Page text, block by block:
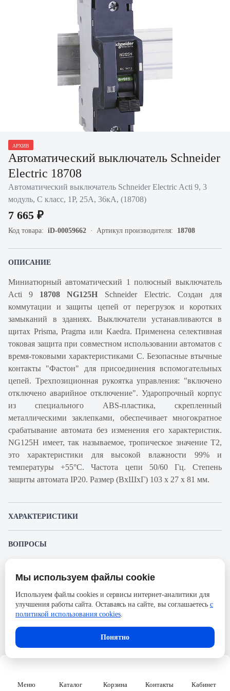
Меню Каталог Корзина Контакты Кабинет
АРХИВ
Автоматический выключатель Schneider
Electric 18708
Автоматический выключатель Schneider Electric Acti 9, 3
модуль, C класс, 1P, 25А, 36кА, (18708)
7 665 ₽
Код товара: iD-00059662 Артикул производителя: 18708
ОПИСАНИЕ
Миниатюрный автоматический 1 полюсный выключатель
Acti 9 18708 NG125H Schneider Electric. Создан для
коммутации и защиты цепей от перегрузок и коротких
замыканий в зданиях. Выключатели устанавливаются в
щитах Prisma, Pragma или Kaedra. Применена селективная
токовая защита при совместном использовании автоматов с
время-токовыми характеристиками C. Безопасные втычные
контакты "Фастон" для присоединения вспомогательных
цепей. Трехпозиционная рукоятка управления: "включено
отключено аварийное отключение". Ударопрочный корпус
из специального ABS-пластика, скрепленный
металлическими заклепками, обеспечивает многократное
срабатывание автомата без изменения его характеристик.
NG125H имеет, так называемое, тропическое значение Т2,
это характеристики для высокой влажности 99% и
температуры +55°С. Частота цепи 50/60 Гц. Степень
защиты автомата IP20. Размер (ВхШхГ) 103 х 27 х 81 мм.
ХАРАКТЕРИСТИКИ
Производитель
Серия
Acti 9
Номинальный ток
Напряжение, В
690
Количество полюсов
ВОПРОСЫ
Пожалуйста, авторизуйтесь, чтобы иметь
возможность оставлять вопросы.
Представленные изображения и характеристики могут отличаться от реального
без предварительного уведомления. Компания АйДистрибьют не несёт
ответственности в случае не соответствия текущей модели товаров фотографиям,
размещённым в карточке товара.
Мы используем файлы cookie
Используем файлы cookies и сервисы интернет-аналитики для
улучшения работы сайта. Оставаясь на сайте, вы соглашаетесь с
политикой использования cookies.
Понятно